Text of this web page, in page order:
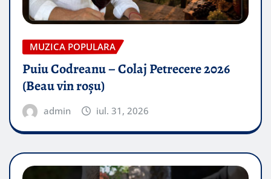
MUZICA POPULARA
Puiu Codreanu – Colaj Petrecere 2026
(Beau vin roșu)
admin iul. 31, 2026